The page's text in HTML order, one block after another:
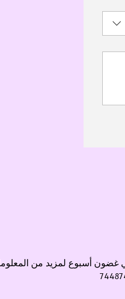
أسبوع لمزيد من المعلومات.